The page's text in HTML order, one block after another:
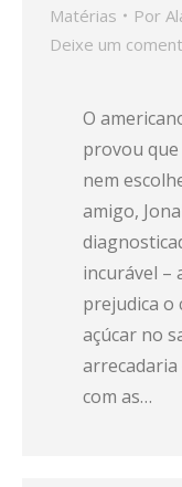
Matérias Por
Deixe um
O
provou
nem
amigo,
incurável –
prejudica o
açúcar no
com as…